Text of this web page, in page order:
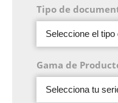
Tipo de
Gama de